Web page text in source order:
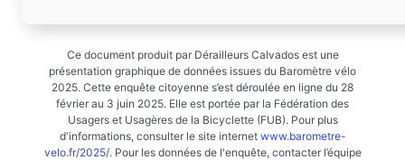
Ce document produit par Dérailleurs Calvados est une
présentation graphique de données issues du Baromètre vélo
2025. Cette enquête citoyenne s’est déroulée en ligne du 28
février au 3 juin 2025. Elle est portée par la Fédération des
Usagers et Usagères de la Bicyclette (FUB). Pour plus
d'informations, consulter le site internet www.barometre-
velo.fr/2025/. Pour les données de l'enquête, contacter l’équipe